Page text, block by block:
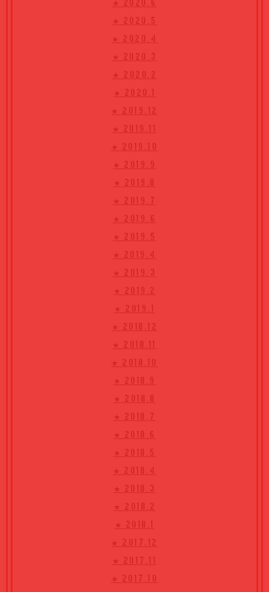
★ 2020.6
★ 2020.5
★ 2020.4
★ 2020.3
★ 2020.2
★ 2020.1
★ 2019.12
★ 2019.11
★ 2019.10
★ 2019.9
★ 2019.8
★ 2019.7
★ 2019.6
★ 2019.5
★ 2019.4
★ 2019.3
★ 2019.2
★ 2019.1
★ 2018.12
★ 2018.11
★ 2018.10
★ 2018.9
★ 2018.8
★ 2018.7
★ 2018.6
★ 2018.5
★ 2018.4
★ 2018.3
★ 2018.2
★ 2018.1
★ 2017.12
★ 2017.11
★ 2017.10